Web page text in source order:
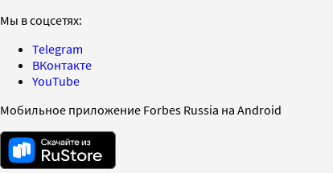
Мы в соцсетях:
Telegram
ВКонтакте
YouTube
Мобильное приложение Forbes Russia на Android